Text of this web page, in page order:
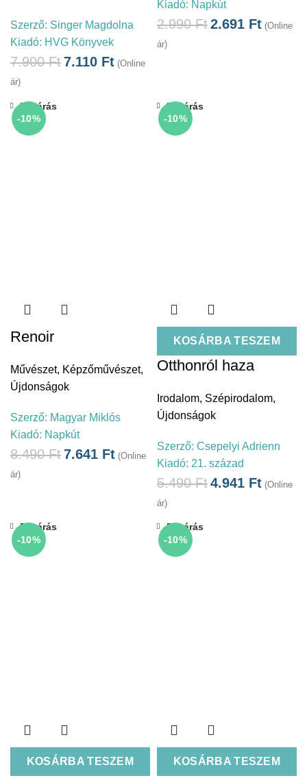
Szerző: Singer Magdolna
Kiadó: HVG Könyvek
7.900Ft7.110 Ft (Online
ár)
Kiadó: Napkút
2.990Ft2.691 Ft (Online
ár)
-10%
Bezárás
Renoir
Művészet, Képzőművészet,
Újdonságok
Szerző: Magyar Miklós
Kiadó: Napkút
8.490Ft7.641 Ft (Online
ár)
-10%
KOSÁRBA TESZEM
Bezárás
Otthonról haza
Irodalom, Szépirodalom,
Újdonságok
Szerző: Csepelyi Adrienn
Kiadó: 21. század
5.490Ft4.941 Ft (Online
ár)
-10%
KOSÁRBA TESZEM
Bezárás
-10%
KOSÁRBA TESZEM
Bezárás